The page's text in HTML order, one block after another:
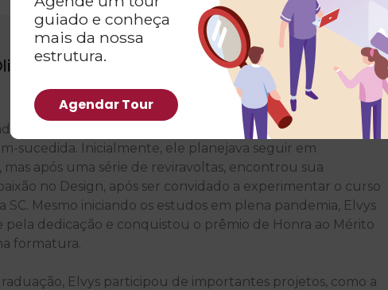
Machado
em Design pela Católica SC, é um exemplo de mudança
sucedida. Inicialmente, ele planejava seguir em
mas após uma série de reviravoltas, encontrou sua
no Design, após ser convidado a experimentar o curso
SC. Mesmo iniciando os estudos em plena pandemia, Elvys
pela dedicação e conquistou o prêmio de Honra ao Mérito
formatura.
Elvys participou de importantes projetos, como a
guiado e conheça
mais da nossa
estrutura.
Agendar Tour